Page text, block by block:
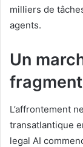
milliers de
agents.
Un
L’affrontement
transatlantique
legal AI